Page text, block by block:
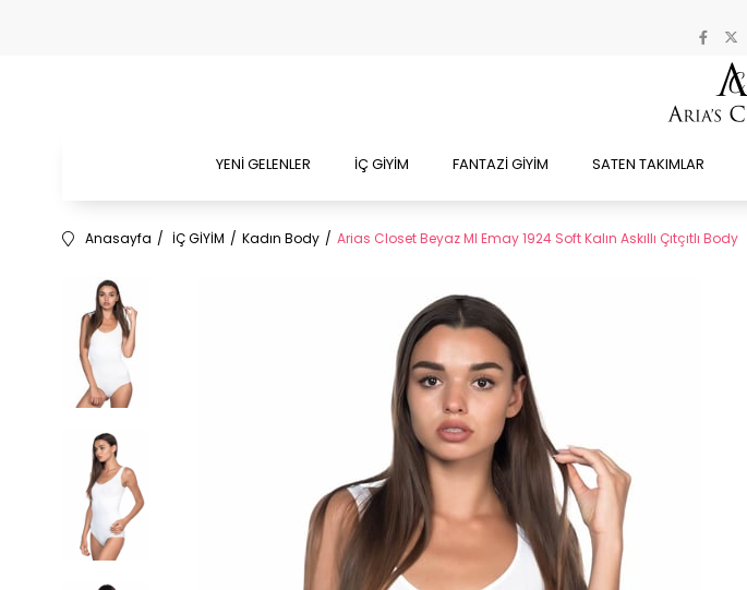
YENİ GELENLER İÇ GİYİM FANTAZİ GİYİM SATEN TAKIMLAR
Anasayfa İÇ GİYİM Kadın Body Arias Closet Beyaz MI Emay 1924 Soft Kalın Askıllı Çıtçıtlı Body